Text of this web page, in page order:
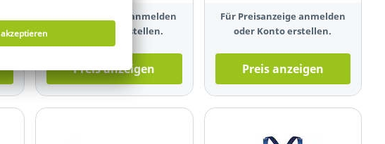
Für Preisanzeige anmelden
oder Konto erstellen.
Preis anzeigen
Für Preisanzeige anmelden
oder Konto erstellen.
Preis anzeigen